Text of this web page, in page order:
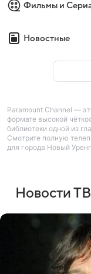
Фильмы и
Новостные
Paramount Channel —
формате высокой
библиотеки одной из
Смотрите полную
для города Новый
Новости ТВ